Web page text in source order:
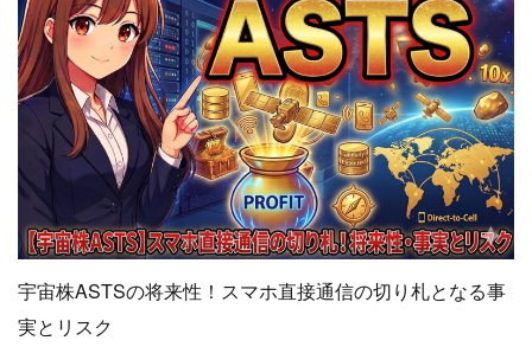
宇宙株ASTSの将来性！スマホ直接通信の切り札となる事
実とリスク